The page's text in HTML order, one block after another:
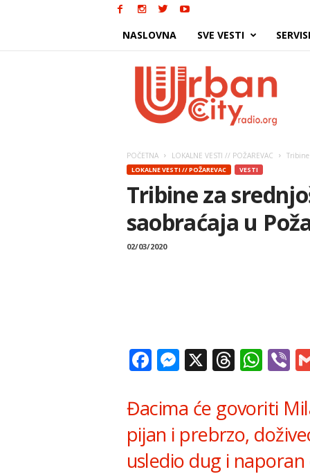
NASLOVNA SVE VESTI
POČETNA LOKALNE VESTI // POŽAREVAC Tribine
LOKALNE VESTI // POŽAREVAC VESTI
Tribine za
saobraćaja u
02/03/2020
Facebook
Messenger
X
Đacima će govoriti
pijan i prebrzo,
usledio dug i